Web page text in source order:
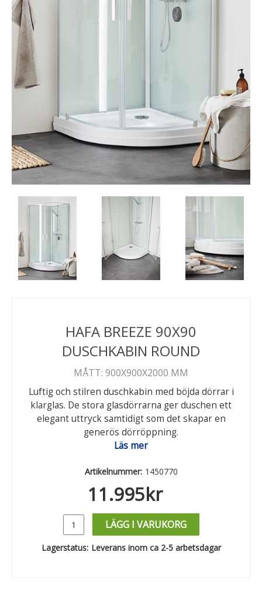
HAFA BREEZE 90X90
DUSCHKABIN ROUND
MÅTT: 900X900X2000 MM
Luftig och stilren duschkabin med böjda dörrar i
klarglas. De stora glasdörrarna ger duschen ett
elegant uttryck samtidigt som det skapar en
generös dörröppning.
Läs mer
Artikelnummer: 1450770
11.995kr
LÄGG I VARUKORG
Lagerstatus: Leverans inom ca 2-5 arbetsdagar